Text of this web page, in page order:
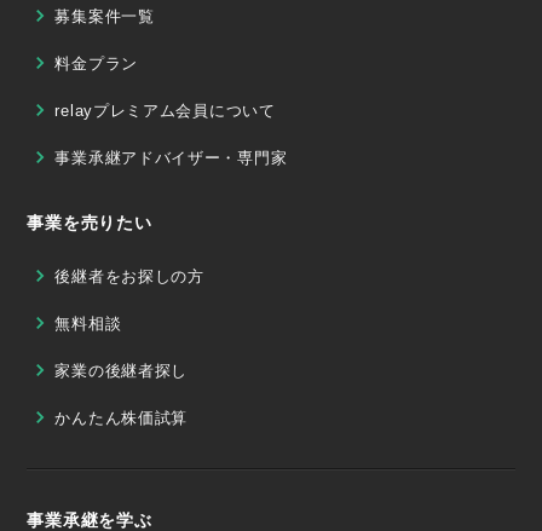
募集案件一覧
料金プラン
relayプレミアム会員について
事業承継アドバイザー・専門家
事業を売りたい
後継者をお探しの方
無料相談
家業の後継者探し
かんたん株価試算
事業承継を学ぶ